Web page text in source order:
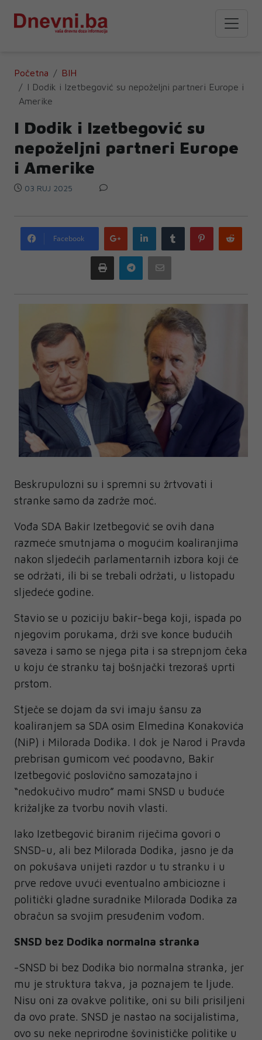
Početna
BIH
I Dodik i Izetbegović su nepoželjni partneri Europe i
Amerike
I Dodik i Izetbegović su
nepoželjni partneri Europe
i Amerike
03 RUJ 2025
Facebook
Google
plus
LinkedIn Tumblr Pinterest
Print Telegram
Beskrupulozni su i spremni su žrtvovati i
stranke samo da zadrže moć.
Vođa SDA Bakir Izetbegović se ovih dana
razmeće smutnjama o mogućim koaliranjima
nakon sljedećih parlamentarnih izbora koji će
se održati, ili bi se trebali održati, u listopadu
sljedeće godine.
Stavio se u poziciju bakir-bega koji, ispada po
njegovim porukama, drži sve konce budućih
saveza i samo se njega pita i sa strepnjom čeka
u koju će stranku taj bošnjački trezoraš uprti
prstom.
Stječe se dojam da svi imaju šansu za
koaliranjem sa SDA osim Elmedina Konakovića
(NiP) i Milorada Dodika. I dok je Narod i Pravda
prebrisan gumicom već poodavno, Bakir
Izetbegović poslovično samozatajno i
“nedokučivo mudro” mami SNSD u buduće
križaljke za tvorbu novih vlasti.
Iako Izetbegović biranim riječima govori o
SNSD-u, ali bez Milorada Dodika, jasno je da
on pokušava unijeti razdor u tu stranku i u
prve redove uvući eventualno ambiciozne i
politički gladne suradnike Milorada Dodika za
obračun sa svojim presuđenim vođom.
SNSD bez Dodika normalna stranka
-SNSD bi bez Dodika bio normalna stranka, jer
mu je struktura takva, ja poznajem te ljude.
Nisu oni za ovakve politike, oni su bili prisiljeni
da ovo prate. SNSD je nastao na socijalistima,
ovo su neke neprirodne šovinističke politike u